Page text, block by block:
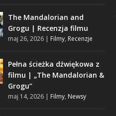
The Mandalorian and
Grogu | Recenzja filmu
maj 26, 2026| Filmy, Recenzje
Pełna ścieżka dźwiękowa z
filmu | „The Mandalorian &
Grogu”
maj 14, 2026| Filmy, Newsy